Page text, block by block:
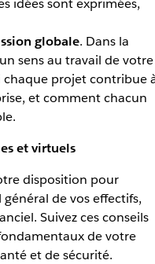
idées sont exprimées,
globale. Dans la
sens au travail de votre
chaque projet contribue
et comment chacun
et virtuels
disposition pour
de vos effectifs,
Suivez ces conseils
de votre
et de sécurité.